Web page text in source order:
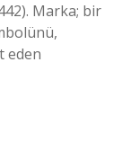
Marka; bir
eden